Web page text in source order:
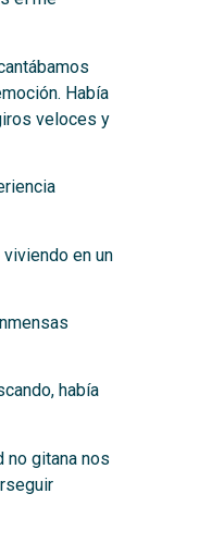
Había
veloces y
en un
había
no gitana nos